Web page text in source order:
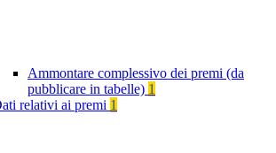
Ammontare complessivo dei premi (da
pubblicare in tabelle) 1
relativi ai premi 1